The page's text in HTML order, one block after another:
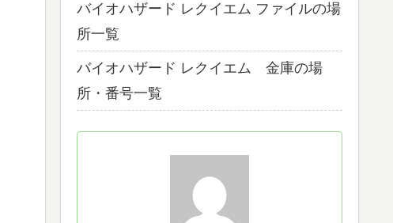
バイオハザード レクイエム ファイルの場
所一覧
バイオハザード レクイエム 金庫の場
所・番号一覧